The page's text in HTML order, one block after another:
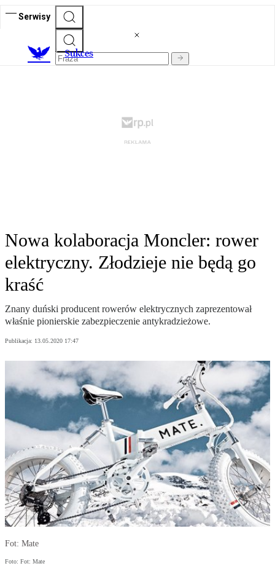
Serwisy
Sukces
Nowa kolaboracja Moncler: rower
elektryczny. Złodzieje nie będą go
kraść
Znany duński producent rowerów elektrycznych zaprezentował
właśnie pionierskie zabezpieczenie antykradzieżowe.
Publikacja: 13.05.2020 17:47
Fot: Mate
Foto: Fot: Mate